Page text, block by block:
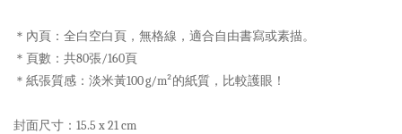
＊內頁：全白空白頁，無格線，適合自由書寫或素描。
＊頁數：共80張/160頁
＊紙張質感：淡米黃100 g/m²的紙質，比較護眼！
封面尺寸：15.5 x 21 cm